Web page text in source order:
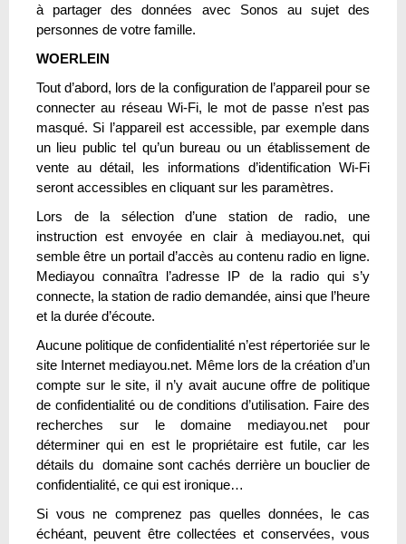
à partager des données avec Sonos au sujet des
personnes de votre famille.
WOERLEIN
Tout d’abord, lors de la configuration de l’appareil pour se
connecter au réseau Wi-Fi, le mot de passe n’est pas
masqué. Si l’appareil est accessible, par exemple dans
un lieu public tel qu’un bureau ou un établissement de
vente au détail, les informations d’identification Wi-Fi
seront accessibles en cliquant sur les paramètres.
Lors de la sélection d’une station de radio, une
instruction est envoyée en clair à mediayou.net, qui
semble être un portail d’accès au contenu radio en ligne.
Mediayou connaîtra l’adresse IP de la radio qui s’y
connecte, la station de radio demandée, ainsi que l’heure
et la durée d’écoute.
Aucune politique de confidentialité n’est répertoriée sur le
site Internet mediayou.net. Même lors de la création d’un
compte sur le site, il n’y avait aucune offre de politique
de confidentialité ou de conditions d’utilisation. Faire des
recherches sur le domaine mediayou.net pour
déterminer qui en est le propriétaire est futile, car les
détails du domaine sont cachés derrière un bouclier de
confidentialité, ce qui est ironique…
Si vous ne comprenez pas quelles données, le cas
échéant, peuvent être collectées et conservées, vous